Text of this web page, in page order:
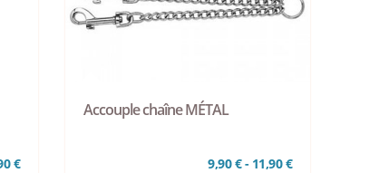
€
Accouple chaîne MÉTAL
9,90 € - 11,90 €